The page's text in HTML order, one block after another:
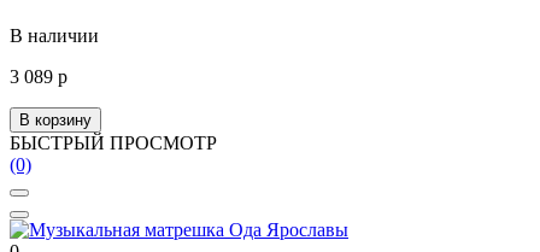
В наличии
3 089 р
В корзину
БЫСТРЫЙ ПРОСМОТР
(0)